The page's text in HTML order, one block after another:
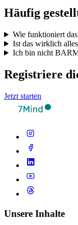
Häufig
Wie funktioniert
Ist das wirklich
Ich bin nicht
Registriere
Jetzt starten
Unsere Inhalte